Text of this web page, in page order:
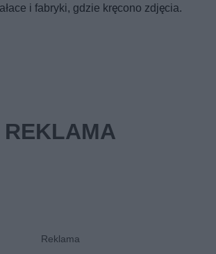
i fabryki, gdzie kręcono zdjęcia.